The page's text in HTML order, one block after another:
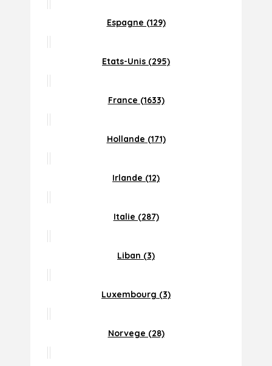
Espagne (129)
Etats-Unis (295)
France (1633)
Hollande (171)
Irlande (12)
Italie (287)
Liban (3)
Luxembourg (3)
Norvege (28)